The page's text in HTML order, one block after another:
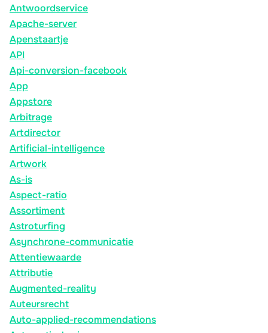
Antwoordservice
Apache-server
Apenstaartje
API
Api-conversion-facebook
App
Appstore
Arbitrage
Artdirector
Artificial-intelligence
Artwork
As-is
Aspect-ratio
Assortiment
Astroturfing
Asynchrone-communicatie
Attentiewaarde
Attributie
Augmented-reality
Auteursrecht
Auto-applied-recommendations